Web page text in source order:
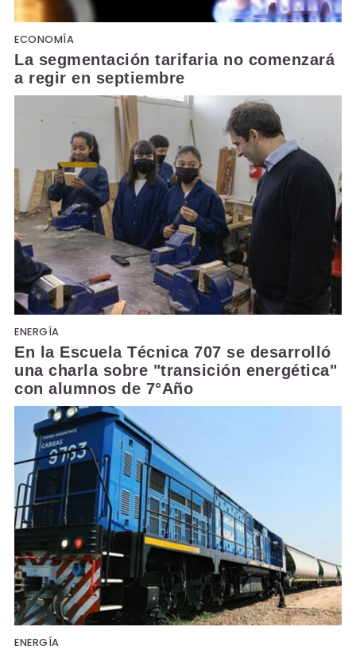
ECONOMÍA
La segmentación tarifaria no comenzará
a regir en septiembre
ENERGÍA
En la Escuela Técnica 707 se desarrolló
una charla sobre "transición energética"
con alumnos de 7°Año
ENERGÍA